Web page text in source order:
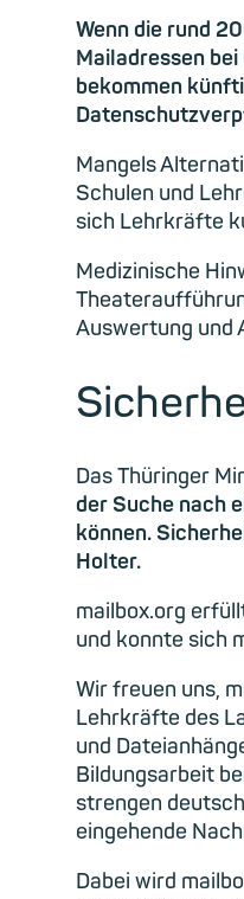
Wenn die rund
Mailadressen
bekommen
Mangels
Schulen und
sich Lehrkräfte
Medizinische
Auswertung und
Das Thüringer
der Suche nach
können.
Holter.
mailbox.org
und konnte sich
Wir freuen uns,
Lehrkräfte des
und
Bildungsarbeit
strengen
eingehende
Dabei wird